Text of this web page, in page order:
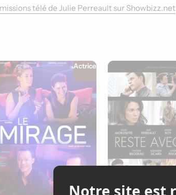
télé de Julie Perreault sur Showbizz.net
Actrice